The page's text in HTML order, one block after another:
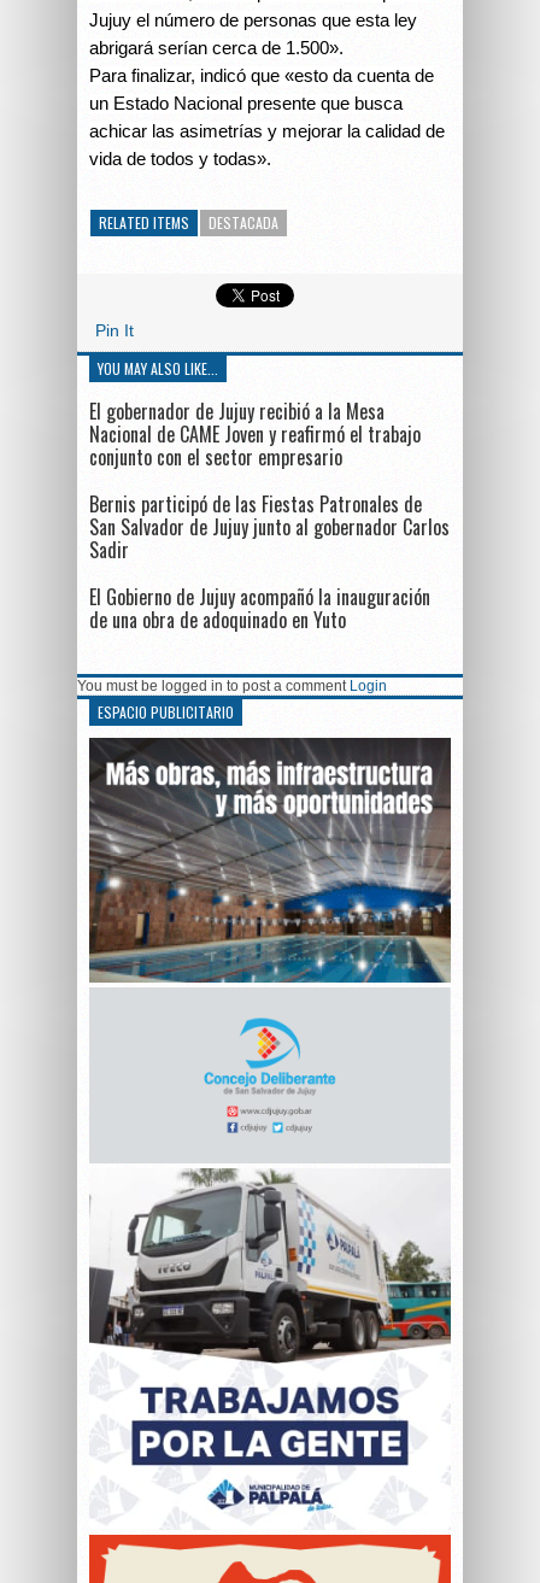
Jujuy el número de personas que esta ley
abrigará serían cerca de 1.500».
Para finalizar, indicó que «esto da cuenta de
un Estado Nacional presente que busca
achicar las asimetrías y mejorar la calidad de
vida de todos y todas».
RELATED ITEMS DESTACADA
Pin It
YOU MAY ALSO LIKE...
El gobernador de Jujuy recibió a la Mesa
Nacional de CAME Joven y reafirmó el trabajo
conjunto con el sector empresario
Bernis participó de las Fiestas Patronales de
San Salvador de Jujuy junto al gobernador Carlos
Sadir
El Gobierno de Jujuy acompañó la inauguración
de una obra de adoquinado en Yuto
You must be logged in to post a comment Login
ESPACIO PUBLICITARIO